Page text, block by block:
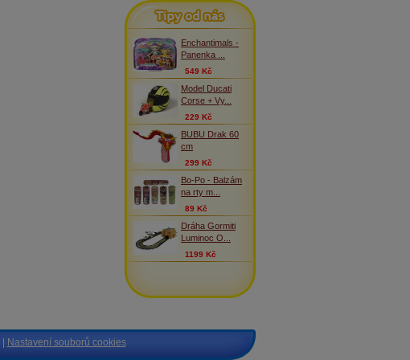
Tipy od nás
Enchantimals -
Panenka ...
549 Kč
Model Ducati
Corse + Vy...
229 Kč
BUBU Drak 60
cm
299 Kč
Bo-Po - Balzám
na rty m...
89 Kč
Dráha Gormiti
Luminoc O...
1199 Kč
Nastavení souborů cookies